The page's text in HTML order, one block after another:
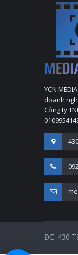
YCN
doanh
Công ty
ĐC: 430